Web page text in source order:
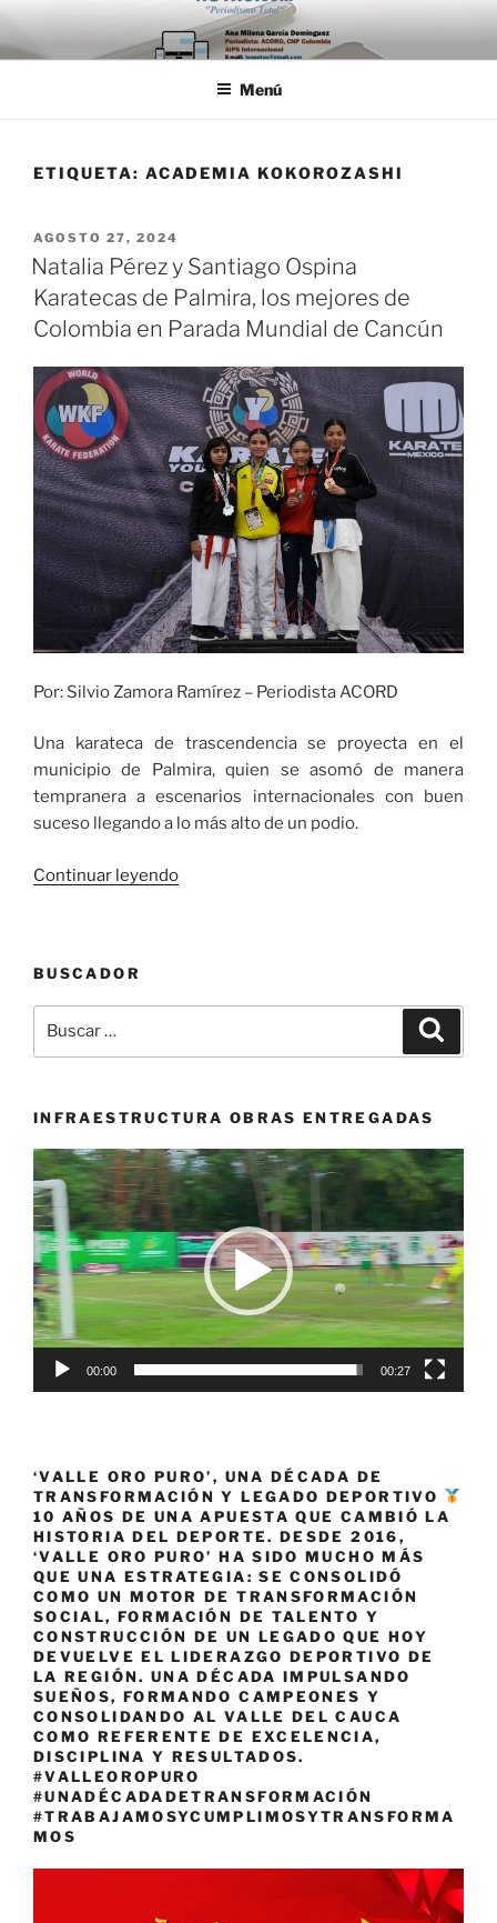
Saltar
al
contenido
Menú
ETIQUETA: ACADEMIA KOKOROZASHI
PUBLICADO
EL
AGOSTO 27, 2024
Natalia Pérez y Santiago Ospina
Karatecas de Palmira, los mejores de
Colombia en Parada Mundial de Cancún
Por: Silvio Zamora Ramírez – Periodista ACORD
Una karateca de trascendencia se proyecta en el
municipio de Palmira, quien se asomó de manera
tempranera a escenarios internacionales con buen
suceso llegando a lo más alto de un podio.
Continuar leyendo«Natalia
Karatecas
Palmira,
mejores
Colombia
en
Parada
Mundial
de
Cancún»
BUSCADOR
por:
INFRAESTRUCTURA OBRAS ENTREGADAS
Reproductor
de
vídeo
00:00 00:27
‘VALLE ORO PURO’, UNA DÉCADA DE
TRANSFORMACIÓN Y LEGADO DEPORTIVO
10 AÑOS DE UNA APUESTA QUE CAMBIÓ LA
HISTORIA DEL DEPORTE. DESDE 2016,
‘VALLE ORO PURO’ HA SIDO MUCHO MÁS
QUE UNA ESTRATEGIA: SE CONSOLIDÓ
COMO UN MOTOR DE TRANSFORMACIÓN
SOCIAL, FORMACIÓN DE TALENTO Y
CONSTRUCCIÓN DE UN LEGADO QUE HOY
DEVUELVE EL LIDERAZGO DEPORTIVO DE
LA REGIÓN. UNA DÉCADA IMPULSANDO
SUEÑOS, FORMANDO CAMPEONES Y
CONSOLIDANDO AL VALLE DEL CAUCA
COMO REFERENTE DE EXCELENCIA,
DISCIPLINA Y RESULTADOS.
#VALLEOROPURO
#UNADÉCADADETRANSFORMACIÓN
#TRABAJAMOSYCUMPLIMOSYTRANSFORMA
MOS